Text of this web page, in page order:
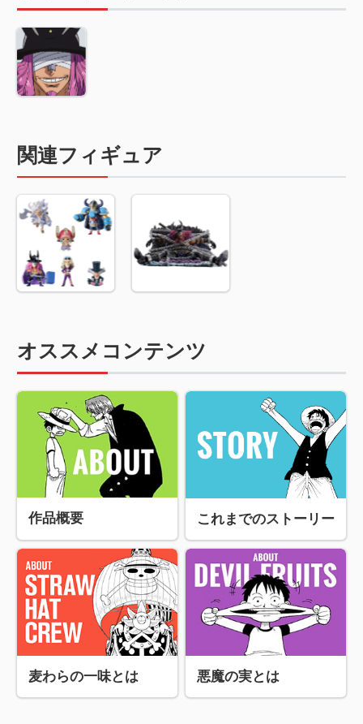
関連フィギュア
オススメコンテンツ
作品概要 これまでのストーリー
麦わらの一味とは 悪魔の実とは